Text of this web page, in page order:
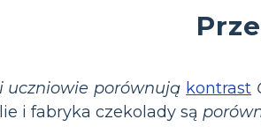
uczniowie porównują kontrast
i fabryka czekolady są